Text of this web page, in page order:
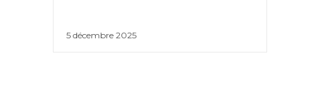
5 décembre 2025